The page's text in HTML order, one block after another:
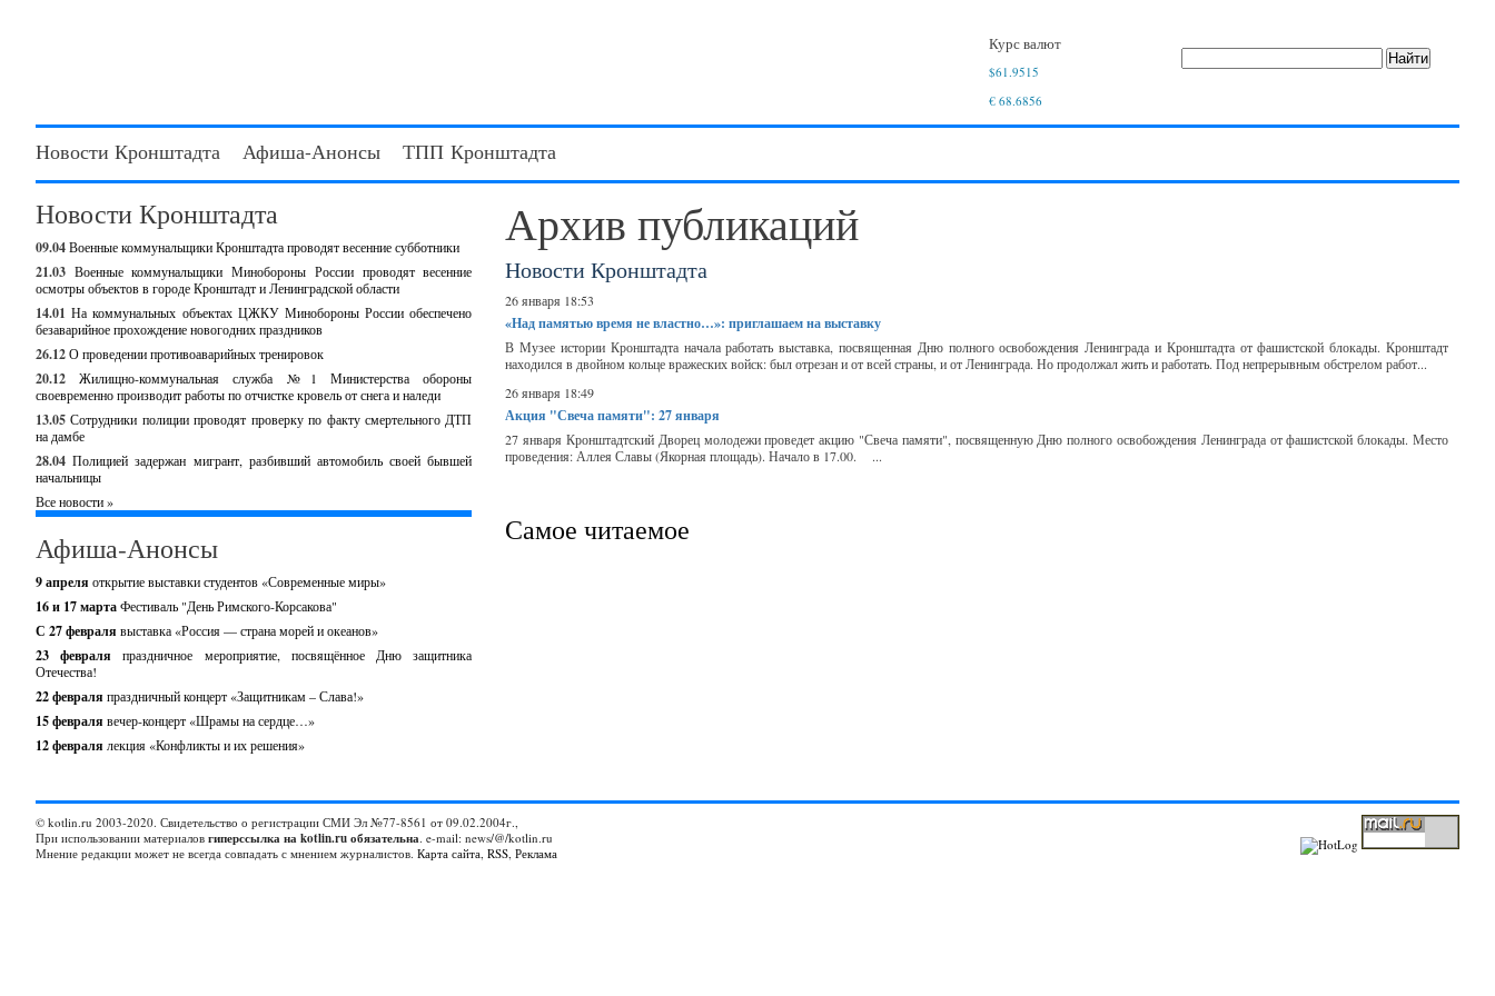
Курс валют
$61.9515
€ 68.6856
Новости Кронштадта Афиша-Анонсы ТПП Кронштадта
Новости Кронштадта
09.04Военные коммунальщики Кронштадта проводят весенние субботники
21.03 Военные коммунальщики Минобороны России проводят весенние
осмотры объектов в городе Кронштадт и Ленинградской области
14.01 На коммунальных объектах ЦЖКУ Минобороны России обеспечено
безаварийное прохождение новогодних праздников
26.12О проведении противоаварийных тренировок
20.12
Жилищно-коммунальная служба №1 Министерства обороны
своевременно производит работы по отчистке кровель от снега и наледи
13.05 Сотрудники полиции проводят проверку по факту смертельного ДТП
на дамбе
28.04 Полицией задержан мигрант, разбивший автомобиль своей бывшей
начальницы
Все новости »
Афиша-Анонсы
9 апреля открытие выставки студентов «Современные миры»
16 и 17 мартаФестиваль "День Римского-Корсакова"
С 27 февраля выставка «Россия — страна морей и океанов»
23 февраляпраздничное мероприятие, посвящённое Дню защитника
Отечества!
22 февраля праздничный концерт «Защитникам – Слава!»
15 февраля вечер-концерт «Шрамы на сердце…»
12 февраля лекция «Конфликты и их решения»
Архив публикаций
Новости Кронштадта
26 января 18:53
«Над памятью время не властно…»: приглашаем на выставку
В Музее истории Кронштадта начала работать выставка, посвященная Дню полного освобождения Ленинграда и Кронштадта от фашистской блокады. Кронштадт
находился в двойном кольце вражеских войск: был отрезан и от всей страны, и от Ленинграда. Но продолжал жить и работать. Под непрерывным обстрелом работ...
26 января 18:49
Акция "Свеча памяти": 27 января
27 января Кронштадтский Дворец молодежи проведет акцию "Свеча памяти", посвященную Дню полного освобождения Ленинграда от фашистской блокады. Место
проведения: Аллея Славы (Якорная площадь). Начало в 17.00. ...
Самое читаемое
© kotlin.ru 2003-2020. Свидетельство о регистрации СМИ Эл №77-8561 от 09.02.2004г.,
При использовании материалов гиперссылка на kotlin.ru обязательна. e-mail: news/@/kotlin.ru
Мнение редакции может не всегда совпадать с мнением журналистов. Карта сайта, RSS, Реклама